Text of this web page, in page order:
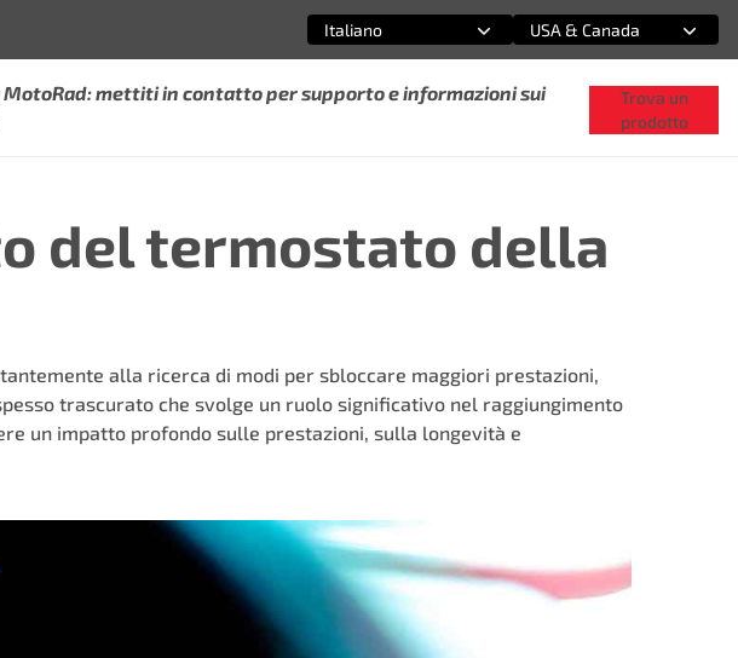
Seleziona un'opzione
Italiano
Seleziona un'opzione
USA & Canada
mettiti in contatto per supporto e informazioni sui
Trova un
prodotto
del termostato della
alla ricerca di modi per sbloccare maggiori prestazioni,
trascurato che svolge un ruolo significativo nel raggiungimento
un impatto profondo sulle prestazioni, sulla longevità e